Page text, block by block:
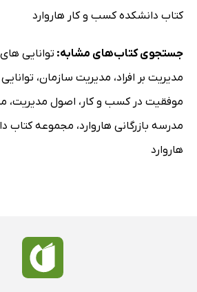
کتاب دانشکده کسب و کار هاروارد
جستجوی کتاب‌های مشابه: توانایی
مدیریت بر افراد، مدیریت سازمان،
موفقیت در کسب و کار ، اصول مدیریت،
مدرسه بازرگانی هاروارد، مجموعه کتاب
هاروارد